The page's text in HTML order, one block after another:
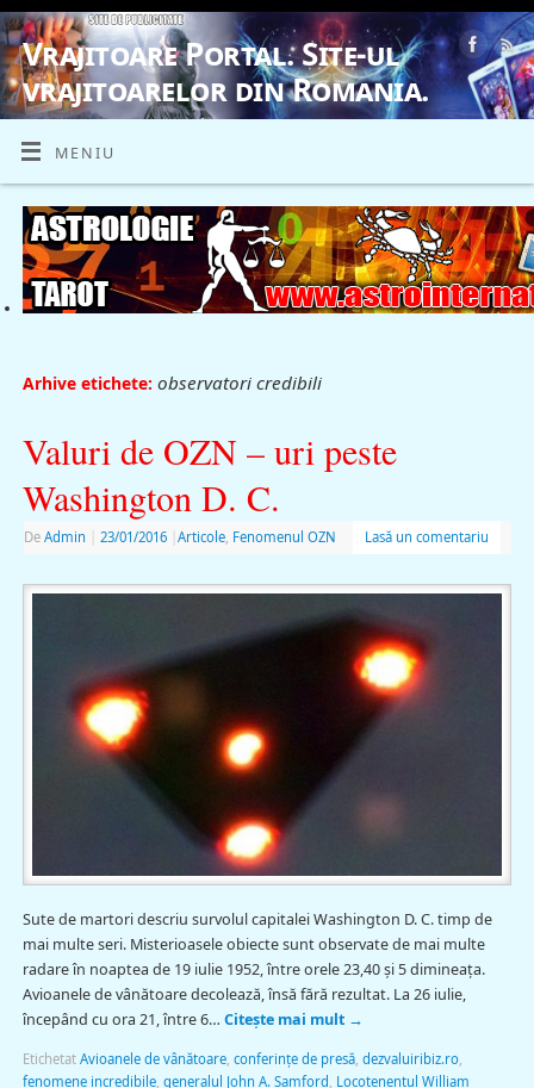
Vrajitoare Portal. Site-ul
vrajitoarelor din Romania.
VRAJITOARE, VRAJITOARELE, VRAJITOARE
MENIU
Arhive etichete: observatori credibili
Valuri de OZN – uri peste
Washington D. C.
De Admin 23/01/2016 Articole, Fenomenul OZN Lasă un comentariu
Sute de martori descriu survolul capitalei Washington D. C. timp de
mai multe seri. Misterioasele obiecte sunt observate de mai multe
radare în noaptea de 19 iulie 1952, între orele 23,40 şi 5 dimineaţa.
Avioanele de vânătoare decolează, însă fără rezultat. La 26 iulie,
începând cu ora 21, între 6… Citește mai mult →
Etichetat Avioanele de vânătoare, conferinţe de presă, dezvaluiribiz.ro,
fenomene incredibile, generalul John A. Samford Locotenentul William